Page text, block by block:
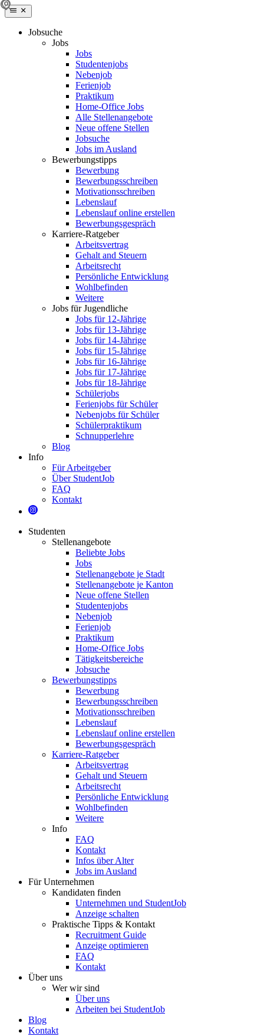
Jobsuche
Jobs
Jobs
Studentenjobs
Nebenjob
Ferienjob
Praktikum
Home-Office Jobs
Alle Stellenangebote
Neue offene Stellen
Jobsuche
Jobs im Ausland
Bewerbungstipps
Bewerbung
Bewerbungsschreiben
Motivationsschreiben
Lebenslauf
Lebenslauf online erstellen
Bewerbungsgespräch
Karriere-Ratgeber
Arbeitsvertrag
Gehalt and Steuern
Arbeitsrecht
Persönliche Entwicklung
Wohlbefinden
Weitere
Jobs für Jugendliche
Jobs für 12-Jährige
Jobs für 13-Jährige
Jobs für 14-Jährige
Jobs für 15-Jährige
Jobs für 16-Jährige
Jobs für 17-Jährige
Jobs für 18-Jährige
Schülerjobs
Ferienjobs für Schüler
Nebenjobs für Schüler
Schülerpraktikum
Schnupperlehre
Blog
Info
Für Arbeitgeber
Über StudentJob
FAQ
Kontakt
Studenten
Stellenangebote
Beliebte Jobs
Jobs
Stellenangebote je Stadt
Stellenangebote je Kanton
Neue offene Stellen
Studentenjobs
Nebenjob
Ferienjob
Praktikum
Home-Office Jobs
Tätigkeitsbereiche
Jobsuche
Bewerbungstipps
Bewerbung
Bewerbungsschreiben
Motivationsschreiben
Lebenslauf
Lebenslauf online erstellen
Bewerbungsgespräch
Karriere-Ratgeber
Arbeitsvertrag
Gehalt und Steuern
Arbeitsrecht
Persönliche Entwicklung
Wohlbefinden
Weitere
Info
FAQ
Kontakt
Infos über Alter
Jobs im Ausland
Für Unternehmen
Kandidaten finden
Unternehmen und StudentJob
Anzeige schalten
Praktische Tipps & Kontakt
Recruitment Guide
Anzeige optimieren
FAQ
Kontakt
Über uns
Wer wir sind
Über uns
Arbeiten bei StudentJob
Blog
Kontakt